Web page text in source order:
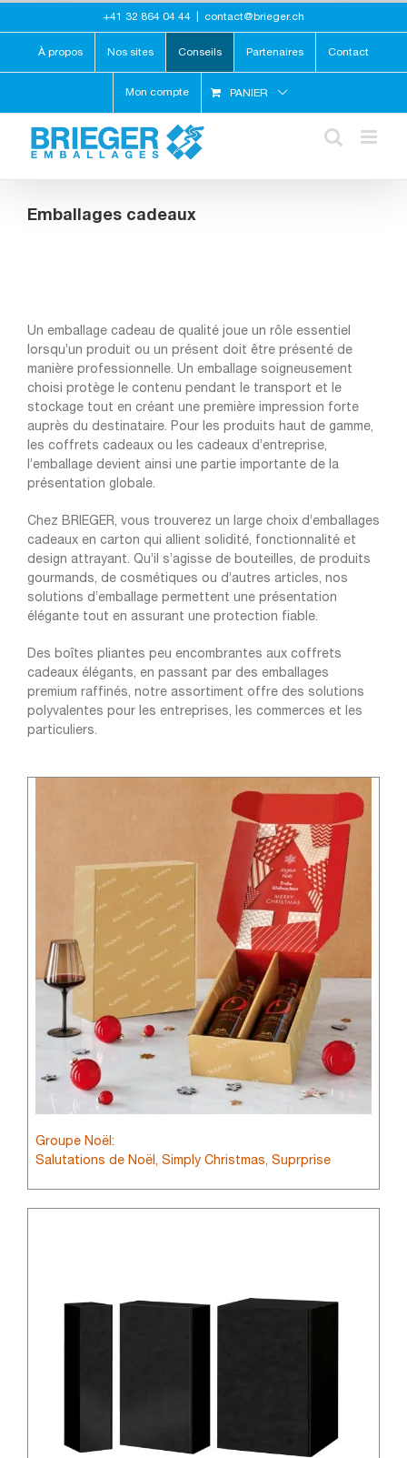
content
+41 32 864 04 44 contact@brieger.ch
À propos Nos sites Conseils Partenaires Contact
Mon compte PANIER
Emballages cadeaux
Un emballage cadeau de qualité joue un rôle essentiel
lorsqu’un produit ou un présent doit être présenté de
manière professionnelle. Un emballage soigneusement
choisi protège le contenu pendant le transport et le
stockage tout en créant une première impression forte
auprès du destinataire. Pour les produits haut de gamme,
les coffrets cadeaux ou les cadeaux d’entreprise,
l’emballage devient ainsi une partie importante de la
présentation globale.
Chez BRIEGER, vous trouverez un large choix d’emballages
cadeaux en carton qui allient solidité, fonctionnalité et
design attrayant. Qu’il s’agisse de bouteilles, de produits
gourmands, de cosmétiques ou d’autres articles, nos
solutions d’emballage permettent une présentation
élégante tout en assurant une protection fiable.
Des boîtes pliantes peu encombrantes aux coffrets
cadeaux élégants, en passant par des emballages
premium raffinés, notre assortiment offre des solutions
polyvalentes pour les entreprises, les commerces et les
particuliers.
Groupe Noël:
Salutations de Noël, Simply Christmas, Suprprise